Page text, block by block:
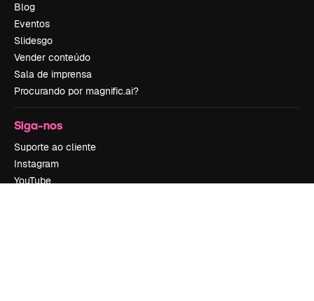
Blog
Eventos
Slidesgo
Vender conteúdo
Sala de imprensa
Procurando por magnific.ai?
Siga-nos
Suporte ao cliente
Instagram
YouTube